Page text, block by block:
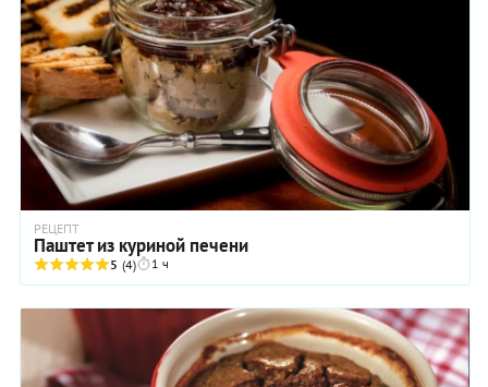
РЕЦЕПТ
Паштет из куриной печени
5 (4) 1 ч